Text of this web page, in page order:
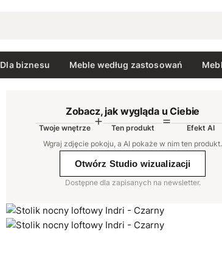
Dla biznesu Meble według zastosowań
Zobacz, jak wygląda u Ciebie
Twoje wnętrze Ten produkt
Efekt AI
Wgraj zdjęcie pokoju, a AI pokaże w nim ten produkt.
Otwórz Studio wizualizacji
Dostępne dla zapisanych na newsletter.